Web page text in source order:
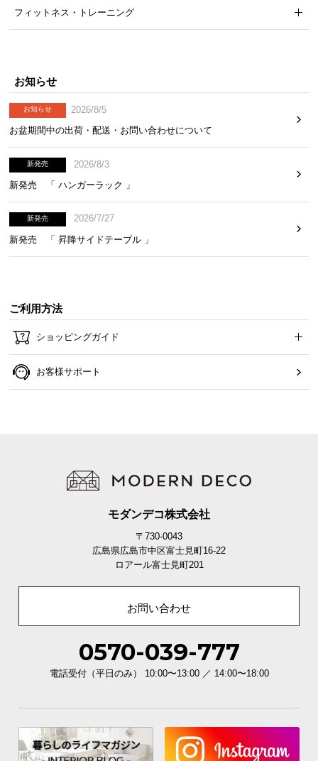
フィットネス・トレーニング
お知らせ
お知らせ
2026/8/5
お盆期間中の出荷・配送・お問い合わせについて
新発売
2026/8/3
新発売 「 ハンガーラック 」
新発売
2026/7/27
新発売 「 昇降サイドテーブル 」
ご利用方法
ショッピングガイド
お客様サポート
モダンデコ株式会社
〒730-0043
広島県広島市中区富士見町16-22
ロアール富士見町201
お問い合わせ
0570-039-777
電話受付（平日のみ） 10:00〜13:00 ／ 14:00〜18:00